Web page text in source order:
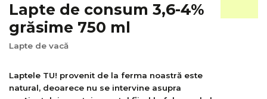
Lapte de consum 3,6-4%
grăsime 750 ml
Lapte de vacă
Laptele TU! provenit de la ferma noastră este
natural, deoarece nu se intervine asupra